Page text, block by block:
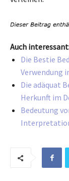
Auch
Die Bestie
Verwendung
Die adäquat
Herkunft im
Bedeutung